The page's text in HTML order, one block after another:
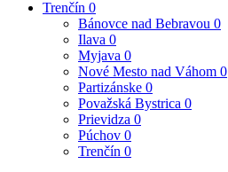
Trenčín 0
Bánovce nad Bebravou 0
Ilava 0
Myjava 0
Nové Mesto nad Váhom 0
Partizánske 0
Považská Bystrica 0
Prievidza 0
Púchov 0
Trenčín 0